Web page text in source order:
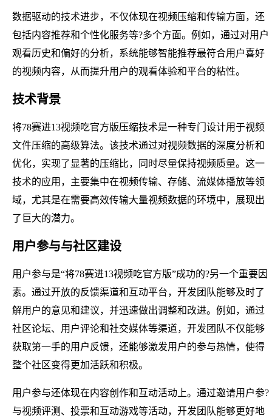
数据驱动的技术进步，不仅体现在视频压缩和传输方面，还
包括内容推荐和个性化服务等?多个方面。例如，通过对用户
观看历史和偏好的分析，系统能够智能推荐最符合用户喜好
的视频内容，从而提升用户的观看体验和平台的粘性。
技术背景
将78赛进13视频吃官方版压缩技术是一种专门设计用于视频
文件压缩的高级算法。该技术通过对视频数据的深度分析和
优化，实现了显著的压缩比，同时尽量保持视频质量。这一
技术的应用，主要集中在视频传输、存储、流媒体播放等领
域，尤其是在需要高效传输大量视频数据的环境中，展现出
了巨大的潜力。
用户参与与社区建设
用户参与是“将78赛进13视频吃官方版”成功的?另一个重要因
素。通过开放的反馈渠道和互动平台，开发团队能够及时了
解用户的意见和建议，并迅速做出调整和改进。例如，通过
社区论坛、用户评论和社交媒体等渠道，开发团队不仅能够
获取第一手的用户反馈，还能够激发用户的参与热情，使得
整个社区变得更加活跃和积极。
用户参与还体现在内容创作和互动活动上。通过邀请用户参?
与视频评测、投票和互动游戏等活动，开发团队能够更好地